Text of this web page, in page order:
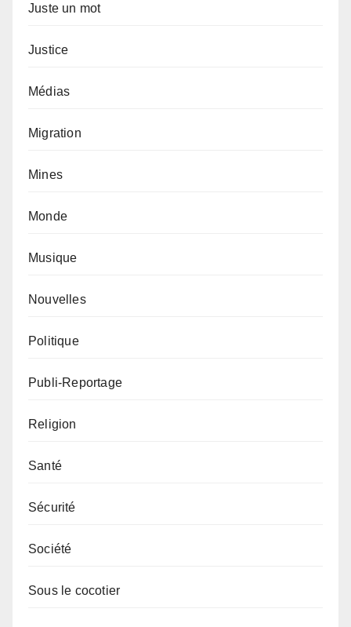
Juste un mot
Justice
Médias
Migration
Mines
Monde
Musique
Nouvelles
Politique
Publi-Reportage
Religion
Santé
Sécurité
Société
Sous le cocotier